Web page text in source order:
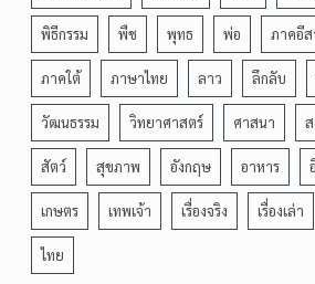
พิธีกรรม พืช พุทธ พ่อ ภาคอี
ภาคใต้ ภาษาไทย ลาว ลึกลับ
วัฒนธรรม วิทยาศาสตร์ ศาสนา
สัตว์ สุขภาพ อังกฤษ อาหาร
เกษตร เทพเจ้า เรื่องจริง เรื่องเล่า
ไทย